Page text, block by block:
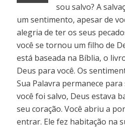
sou salvo? A
um sentimento, apesar de
alegria de ter os seus
você se tornou um filho de
está baseada na Bíblia, o
Deus para você. Os
Sua Palavra permanece
você foi salvo, Deus estava
seu coração. Você abriu a
entrar. Ele fez habitação na